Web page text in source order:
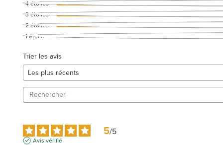
4étoiles
3 étoiles
2étoiles
1étoile
Trier les avis
5/5
Avis vérifié